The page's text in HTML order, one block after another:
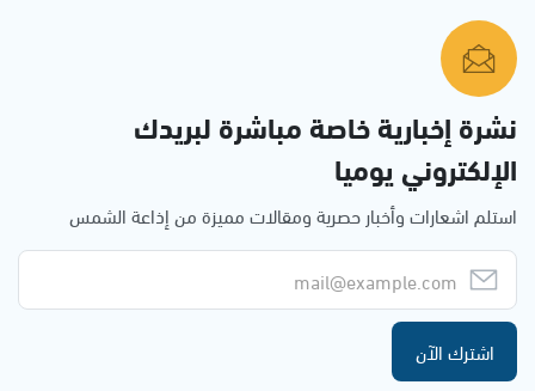
نشرة إخبارية خاصة مباشرة لبريدك
الإلكتروني يوميا
استلم اشعارات وأخبار حصرية ومقالات مميزة من إذاعة الشمس
اشترك الآن